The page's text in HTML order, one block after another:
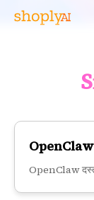
OpenClaw
OpenClaw